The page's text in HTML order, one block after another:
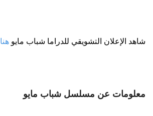
شاهد الإعلان التشويقي للدراما شباب مايو هنا
معلومات عن مسلسل شباب مايو